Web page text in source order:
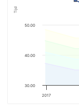
Tijd
2017
30.00
40.00
50.00